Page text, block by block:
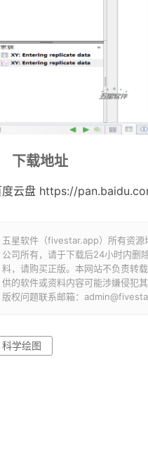
下载地址
度云盘 https://
五星软件（fivestar.app）所有资源
公司所有，请于下载后24小时内删
料，请购买正版。本网站不负责转
供的软件或资料内容可能涉嫌侵犯
版权问题联系邮箱：
科学绘图